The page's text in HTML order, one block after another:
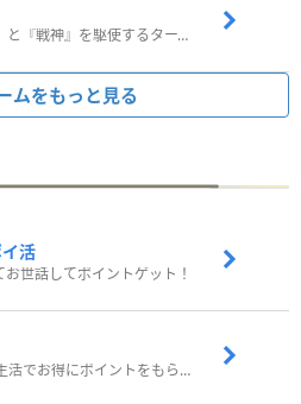
武器の『アビリティ』と『戦神』を駆使するターン制コマンドバトルRPG！
ムをもっと見る
活
お世話してポイントゲット！
歩いてポイ活！日常生活でお得にポイントをもらおう